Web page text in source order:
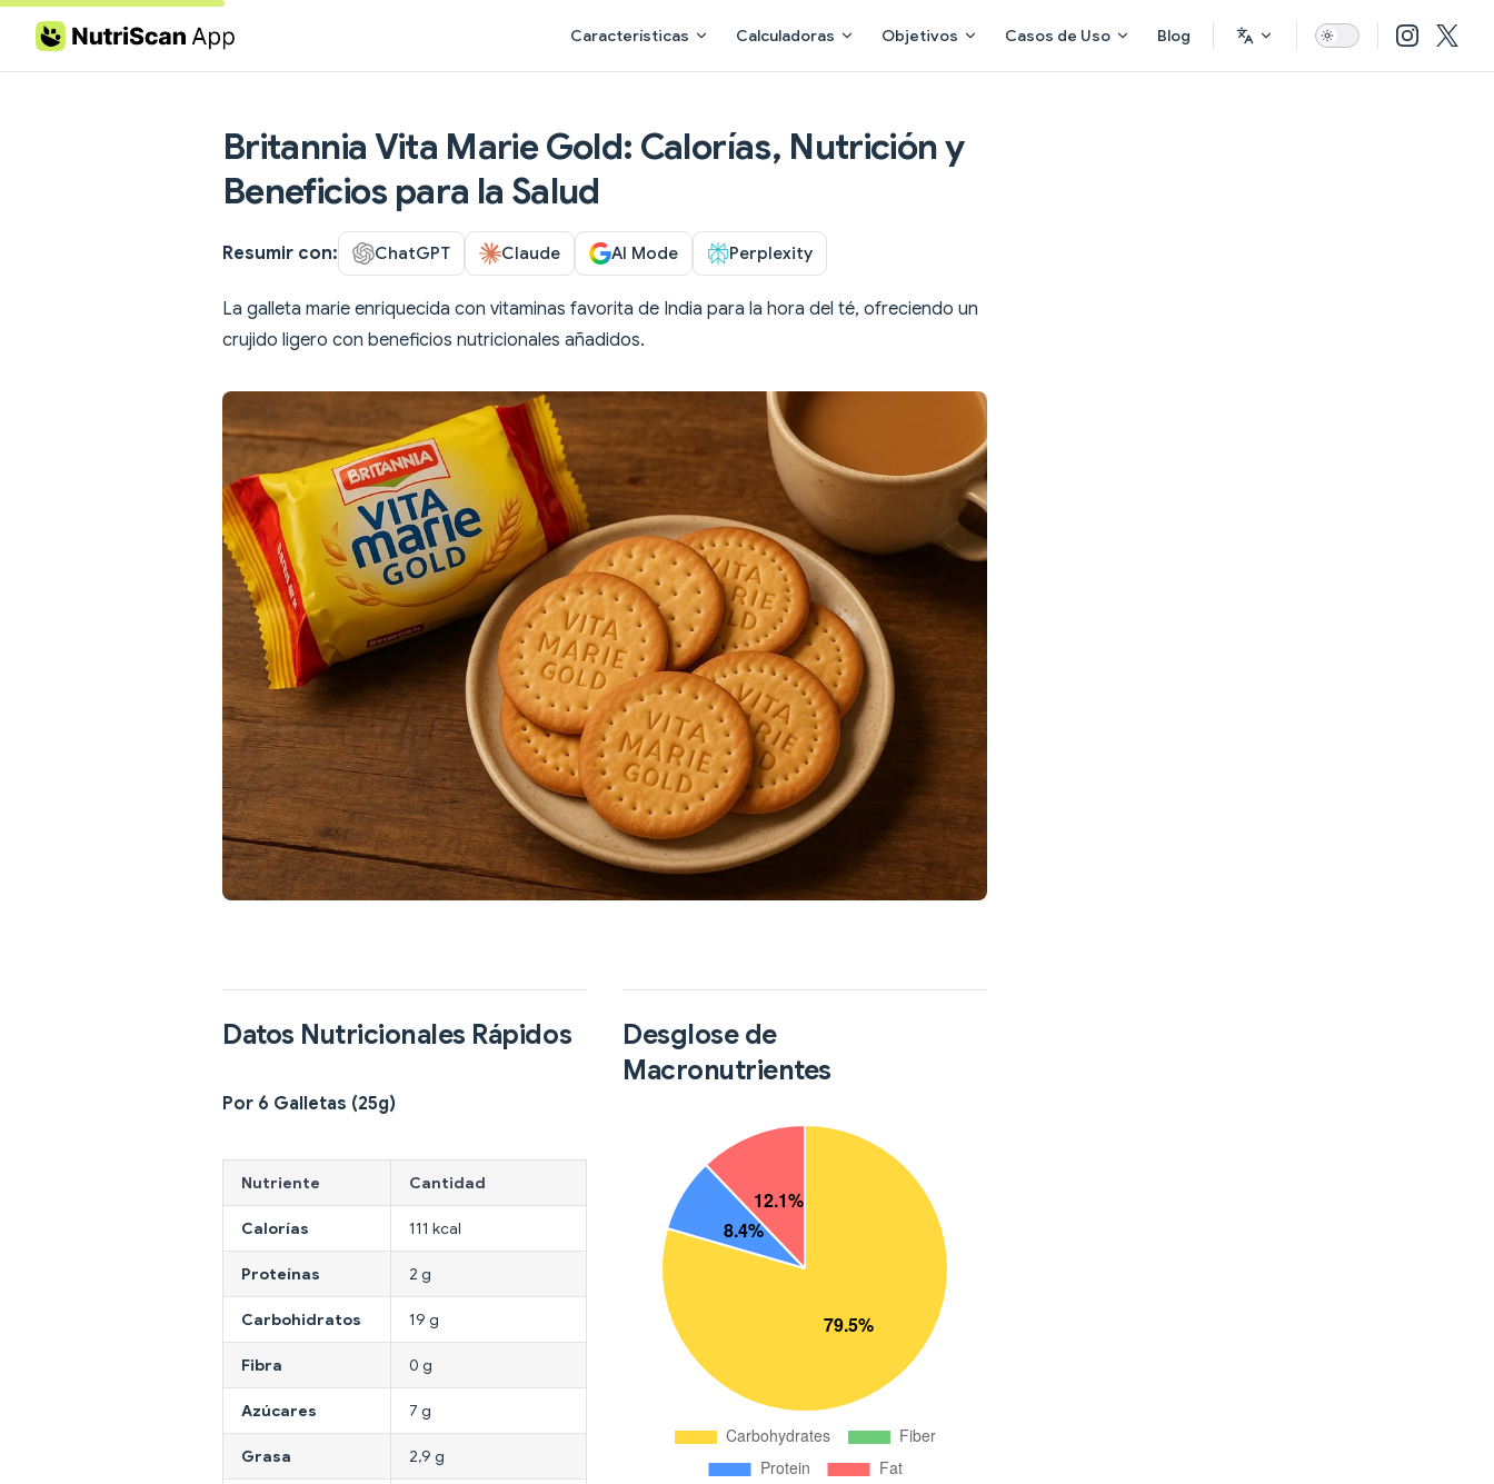
Skip to content Características Calculadoras Objetivos Casos de Uso Blog
Britannia Vita Marie Gold: Calorías, Nutrición y
Beneficios para la Salud
Resumir con: ChatGPT Claude AI Mode Perplexity
La galleta marie enriquecida con vitaminas favorita de India para la hora del té, ofreciendo un
crujido ligero con beneficios nutricionales añadidos.
Datos Nutricionales Rápidos
Por 6 Galletas (25g)
Nutriente Cantidad
Calorías 111 kcal
Proteínas 2 g
Carbohidratos 19 g
Fibra 0 g
Azúcares 7 g
Grasa 2,9 g
Desglose de
Macronutrientes